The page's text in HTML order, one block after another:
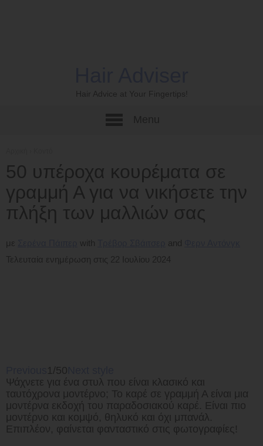
Hair Advice at Your Fingertips!
50 υπέροχα κουρέματα σε
γραμμή Α για να νικήσετε την
πλήξη των μαλλιών σας
με
Τελευταία ενημέρωση στις 22 Ιουλίου 2024
1/50
Ψάχνετε για ένα στυλ που είναι κλασικό και
ταυτόχρονα μοντέρνο; Το καρέ σε γραμμή Α είναι μια
μοντέρνα εκδοχή του παραδοσιακού καρέ. Είναι πιο
μοντέρνο και κομψό, θηλυκό και όχι μπανάλ.
Επιπλέον, φαίνεται φανταστικό στις φωτογραφίες!